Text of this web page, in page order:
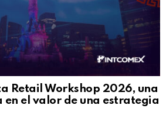
Retail Workshop 2026, una
en el valor de una estrategia